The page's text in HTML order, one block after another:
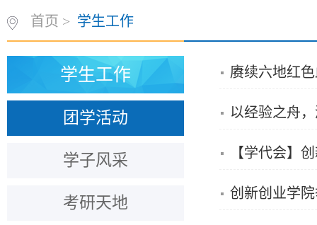
首页 > 学生工作
学生工作
团学活动
学子风采
考研天地
赓续六地红
以经验之舟
【学代会】
创新创业学